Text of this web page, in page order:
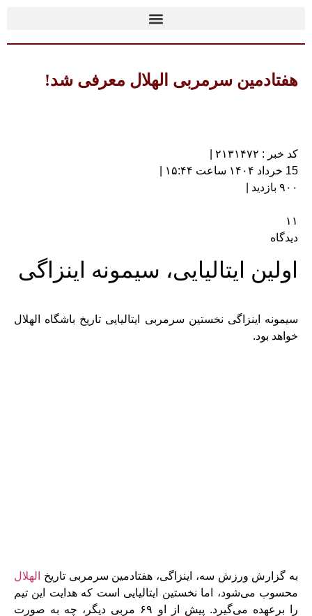
هفتادمین سرمربی الهلال معرفی شد!
کد خبر : ۲۱۳۱۴۷۲ |
15 خرداد ۱۴۰۴ ساعت ۱۵:۴۴ |
۹۰۰ بازدید |
۱۱
دیدگاه
اولین ایتالیایی، سیمونه اینزاگی
سیمونه اینزاگی نخستین سرمربی ایتالیایی تاریخ باشگاه الهلال
خواهد بود.
به گزارش ورزش سه، اینزاگی، هفتادمین سرمربی تاریخ
الهلال
محسوب می‌شود، اما نخستین ایتالیایی است که هدایت این تیم
را برعهده می‌گیرد. پیش از او ۶۹ مربی دیگر، چه به صورت